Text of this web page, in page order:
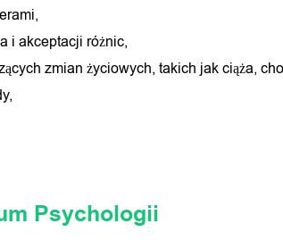
i akceptacji różnic,
zmian życiowych, takich jak ciąża,
Psychologii